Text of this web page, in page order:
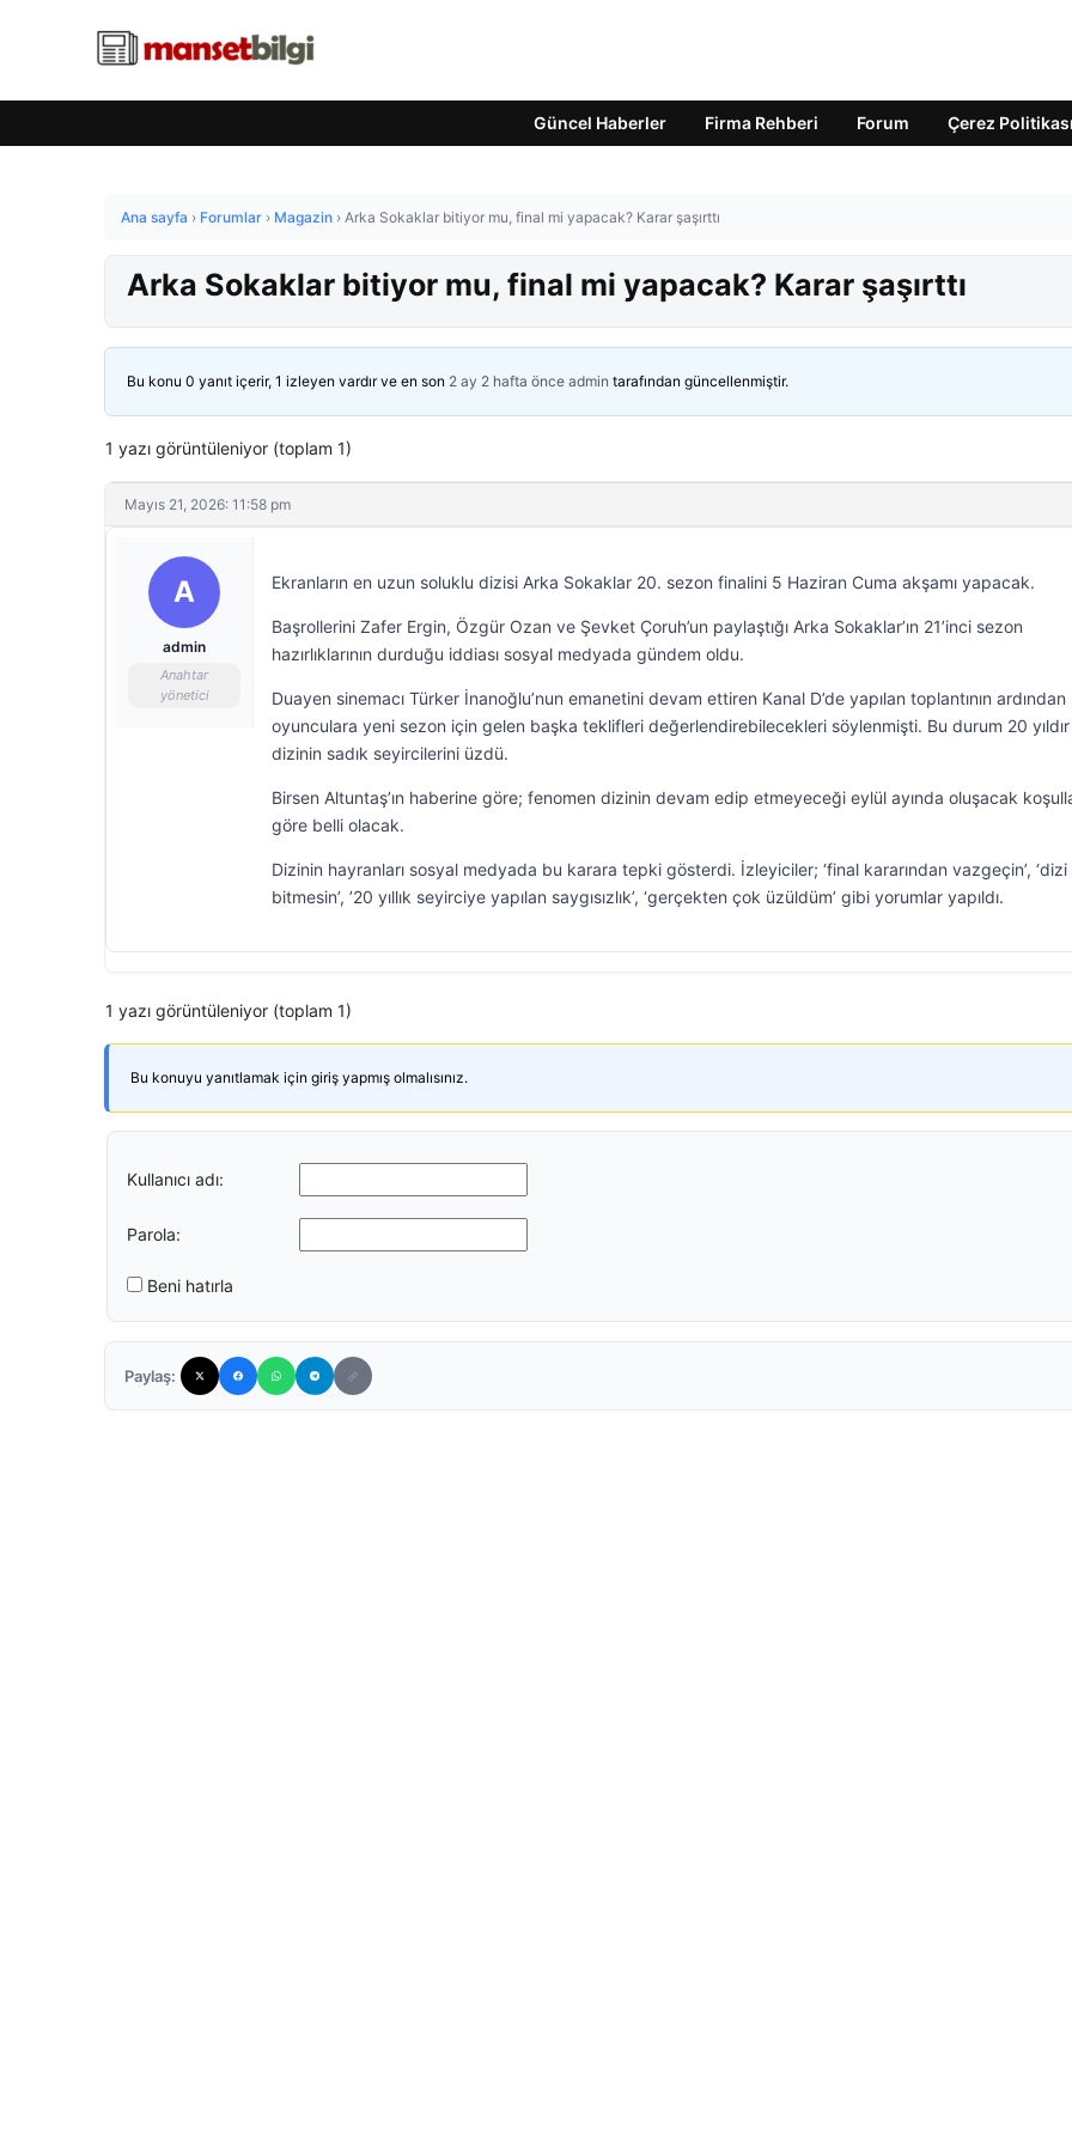
Güncel Haberler Firma Rehberi Forum Çerez Politikası
Ana sayfa › Forumlar › Magazin › Arka Sokaklar bitiyor mu, final mi yapacak? Karar şaşırttı
Arka Sokaklar bitiyor mu, final mi yapacak? Karar şaşırttı
Bu konu 0 yanıt içerir, 1 izleyen vardır ve en son 2 ay 2 hafta önce admin tarafından güncellenmiştir.
1 yazı görüntüleniyor (toplam 1)
Mayıs 21, 2026: 11:58 pm
A
admin
Anahtar
yönetici
Ekranların en uzun soluklu dizisi Arka Sokaklar 20. sezon finalini 5 Haziran Cuma akşamı yapacak.
Başrollerini Zafer Ergin, Özgür Ozan ve Şevket Çoruh’un paylaştığı Arka Sokaklar’ın 21’inci sezon
hazırlıklarının durduğu iddiası sosyal medyada gündem oldu.
Duayen sinemacı Türker İnanoğlu’nun emanetini devam ettiren Kanal D’de yapılan toplantının ardından
oyunculara yeni sezon için gelen başka teklifleri değerlendirebilecekleri söylenmişti. Bu durum 20
dizinin sadık seyircilerini üzdü.
Birsen Altuntaş’ın haberine göre; fenomen dizinin devam edip etmeyeceği eylül ayında oluşacak
göre belli olacak.
Dizinin hayranları sosyal medyada bu karara tepki gösterdi. İzleyiciler; ‘final kararından vazgeçin’, ‘dizi
bitmesin’, ’20 yıllık seyirciye yapılan saygısızlık’, ‘gerçekten çok üzüldüm’ gibi yorumlar yapıldı.
1 yazı görüntüleniyor (toplam 1)
Bu konuyu yanıtlamak için giriş yapmış olmalısınız.
Kullanıcı adı:
Parola:
Beni hatırla
Paylaş: